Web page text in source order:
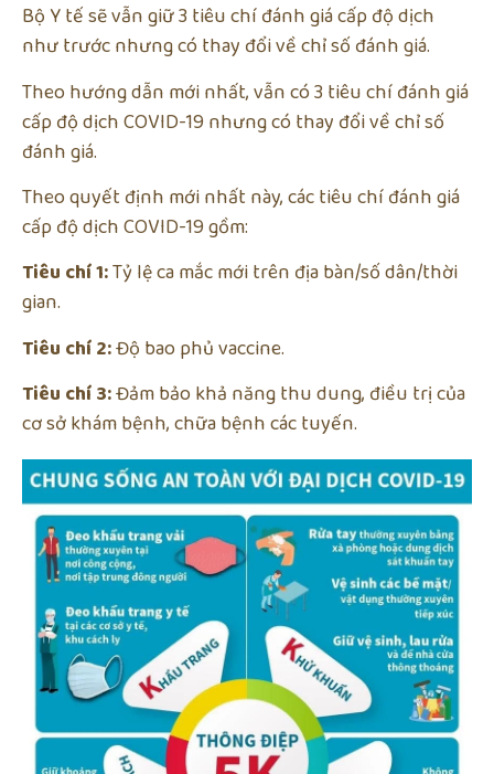
Bộ Y tế sẽ vẫn giữ 3 tiêu chí đánh giá cấp độ dịch
như trước nhưng có thay đổi về chỉ số đánh giá.
Theo hướng dẫn mới nhất, vẫn có 3 tiêu chí đánh giá
cấp độ dịch COVID-19 nhưng có thay đổi về chỉ số
đánh giá.
Theo quyết định mới nhất này, các tiêu chí đánh giá
cấp độ dịch COVID-19 gồm:
Tiêu chí 1:Tỷ lệ ca mắc mới trên địa bàn/số dân/thời
gian.
Tiêu chí 2:Độ bao phủ vaccine.
Tiêu chí 3:Đảm bảo khả năng thu dung, điều trị của
cơ sở khám bệnh, chữa bệnh các tuyến.